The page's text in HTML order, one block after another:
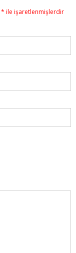
* ile işaretlenmişlerdir